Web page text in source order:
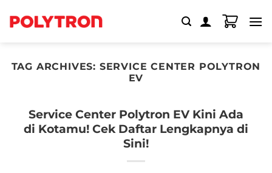
TAG ARCHIVES: SERVICE CENTER POLYTRON
EV
Service Center Polytron EV Kini Ada
di Kotamu! Cek Daftar Lengkapnya di
Sini!